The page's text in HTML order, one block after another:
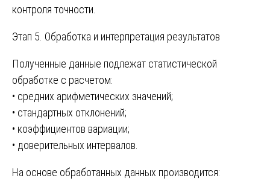
контроля точности.
Этап 5. Обработка и интерпретация результатов
Полученные данные подлежат статистической
обработке с расчетом:
• средних арифметических значений;
• стандартных отклонений;
• коэффициентов вариации;
• доверительных интервалов.
На основе обработанных данных производится: